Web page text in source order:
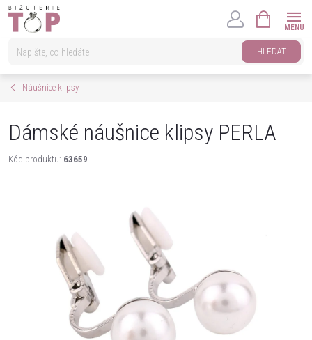
Přejít
HLEDAT
KOŠÍK
Náušnice klipsy
Dámské náušnice klipsy PERLA
Kód produktu: 63659